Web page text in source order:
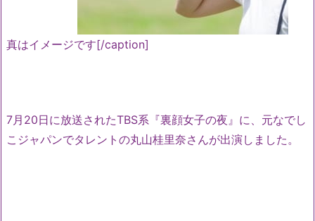
真はイメージです[/caption]
7月20日に放送されたTBS系『裏顔女子の夜』に、元なでし
こジャパンでタレントの丸山桂里奈さんが出演しました。